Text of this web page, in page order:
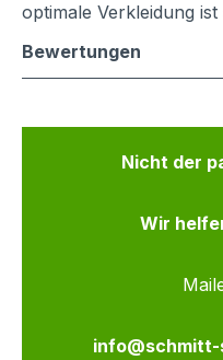
optimale Verkleidung
Bewertungen
Nicht der
Wir